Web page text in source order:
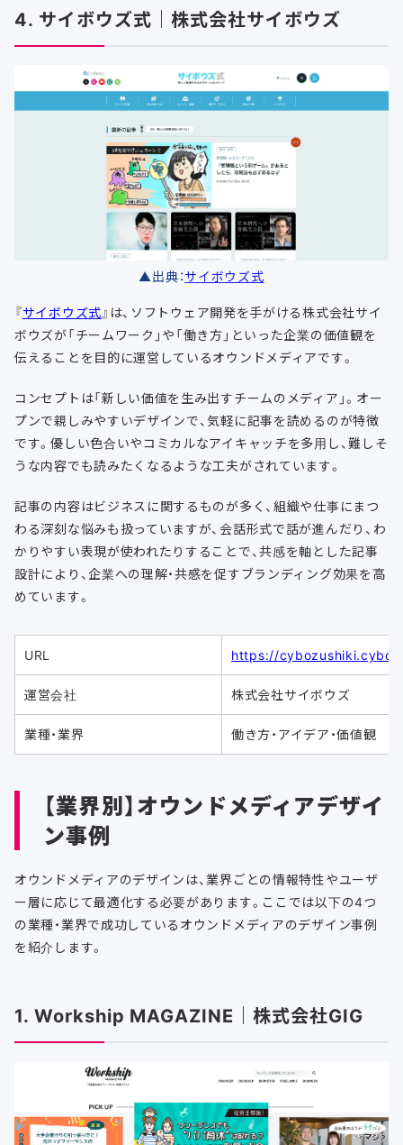
4. サイボウズ式｜株式会社サイボウズ
▲出典：サイボウズ式
『サイボウズ式 』は、ソフトウェア開発を手がける株式会社サイ
ボウズが「チームワーク」や「働き方」といった企業の価値観を
伝えることを目的に運営しているオウンドメディアです。
コンセプトは「新しい価値を生み出すチームのメディア」。オー
プンで親しみやすいデザインで、気軽に記事を読めるのが特徴
です。優しい色合いやコミカルなアイキャッチを多用し、難しそ
うな内容でも読みたくなるような工夫がされています。
記事の内容はビジネスに関するものが多く、組織や仕事にまつ
わる深刻な悩みも扱っていますが、会話形式で話が進んだり、わ
かりやすい表現が使われたりすることで、共感を軸とした記事
設計により、企業への理解・共感を促すブランディング効果を高
めています。
URL https://
運営会社 株式会社サイボウズ
業種・業界 働き方・アイデア・価値観
【業界別】オウンドメディアデザイ
ン事例
オウンドメディアのデザインは、業界ごとの情報特性やユーザ
ー層に応じて最適化する必要があります。ここでは以下の4つ
の業種・業界で成功しているオウンドメディアのデザイン事例
を紹介します。
1. Workship MAGAZINE｜株式会社GIG